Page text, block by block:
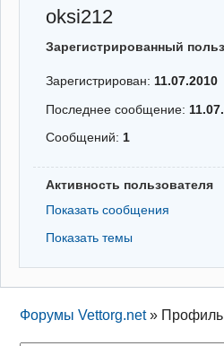
oksi212
Зарегистрированный
Зарегистрирован:11.07.2010
Последнее сообщение:
Сообщений: 1
Активность пользователя
Показать сообщения
Показать темы
Форумы Vettorg.net » Профиль